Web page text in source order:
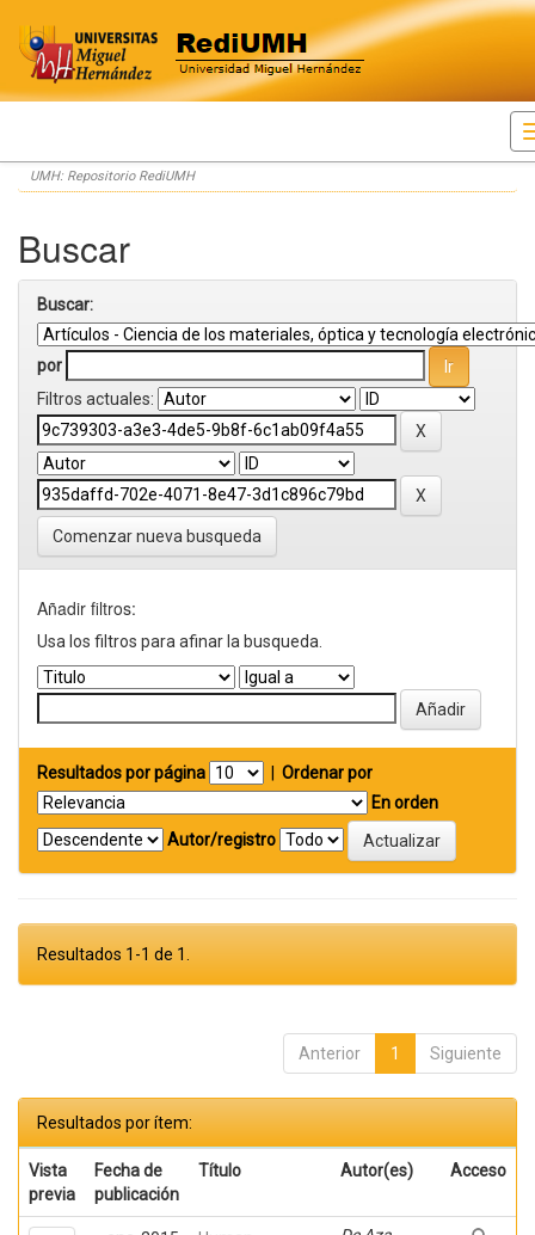
Skip
navigation
UMH: Repositorio RediUMH
Buscar
Buscar:
por
Filtros actuales:
Comenzar nueva busqueda
Añadir filtros:
Usa los filtros para afinar la busqueda.
Resultados por página
Ordenar por
En orden
Autor/registro
Resultados 1-1 de 1.
Anterior 1 Siguiente
Resultados por ítem:
Vista
previa
Fecha de
publicación
Título Autor(es) Acceso